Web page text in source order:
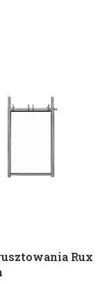
Rux